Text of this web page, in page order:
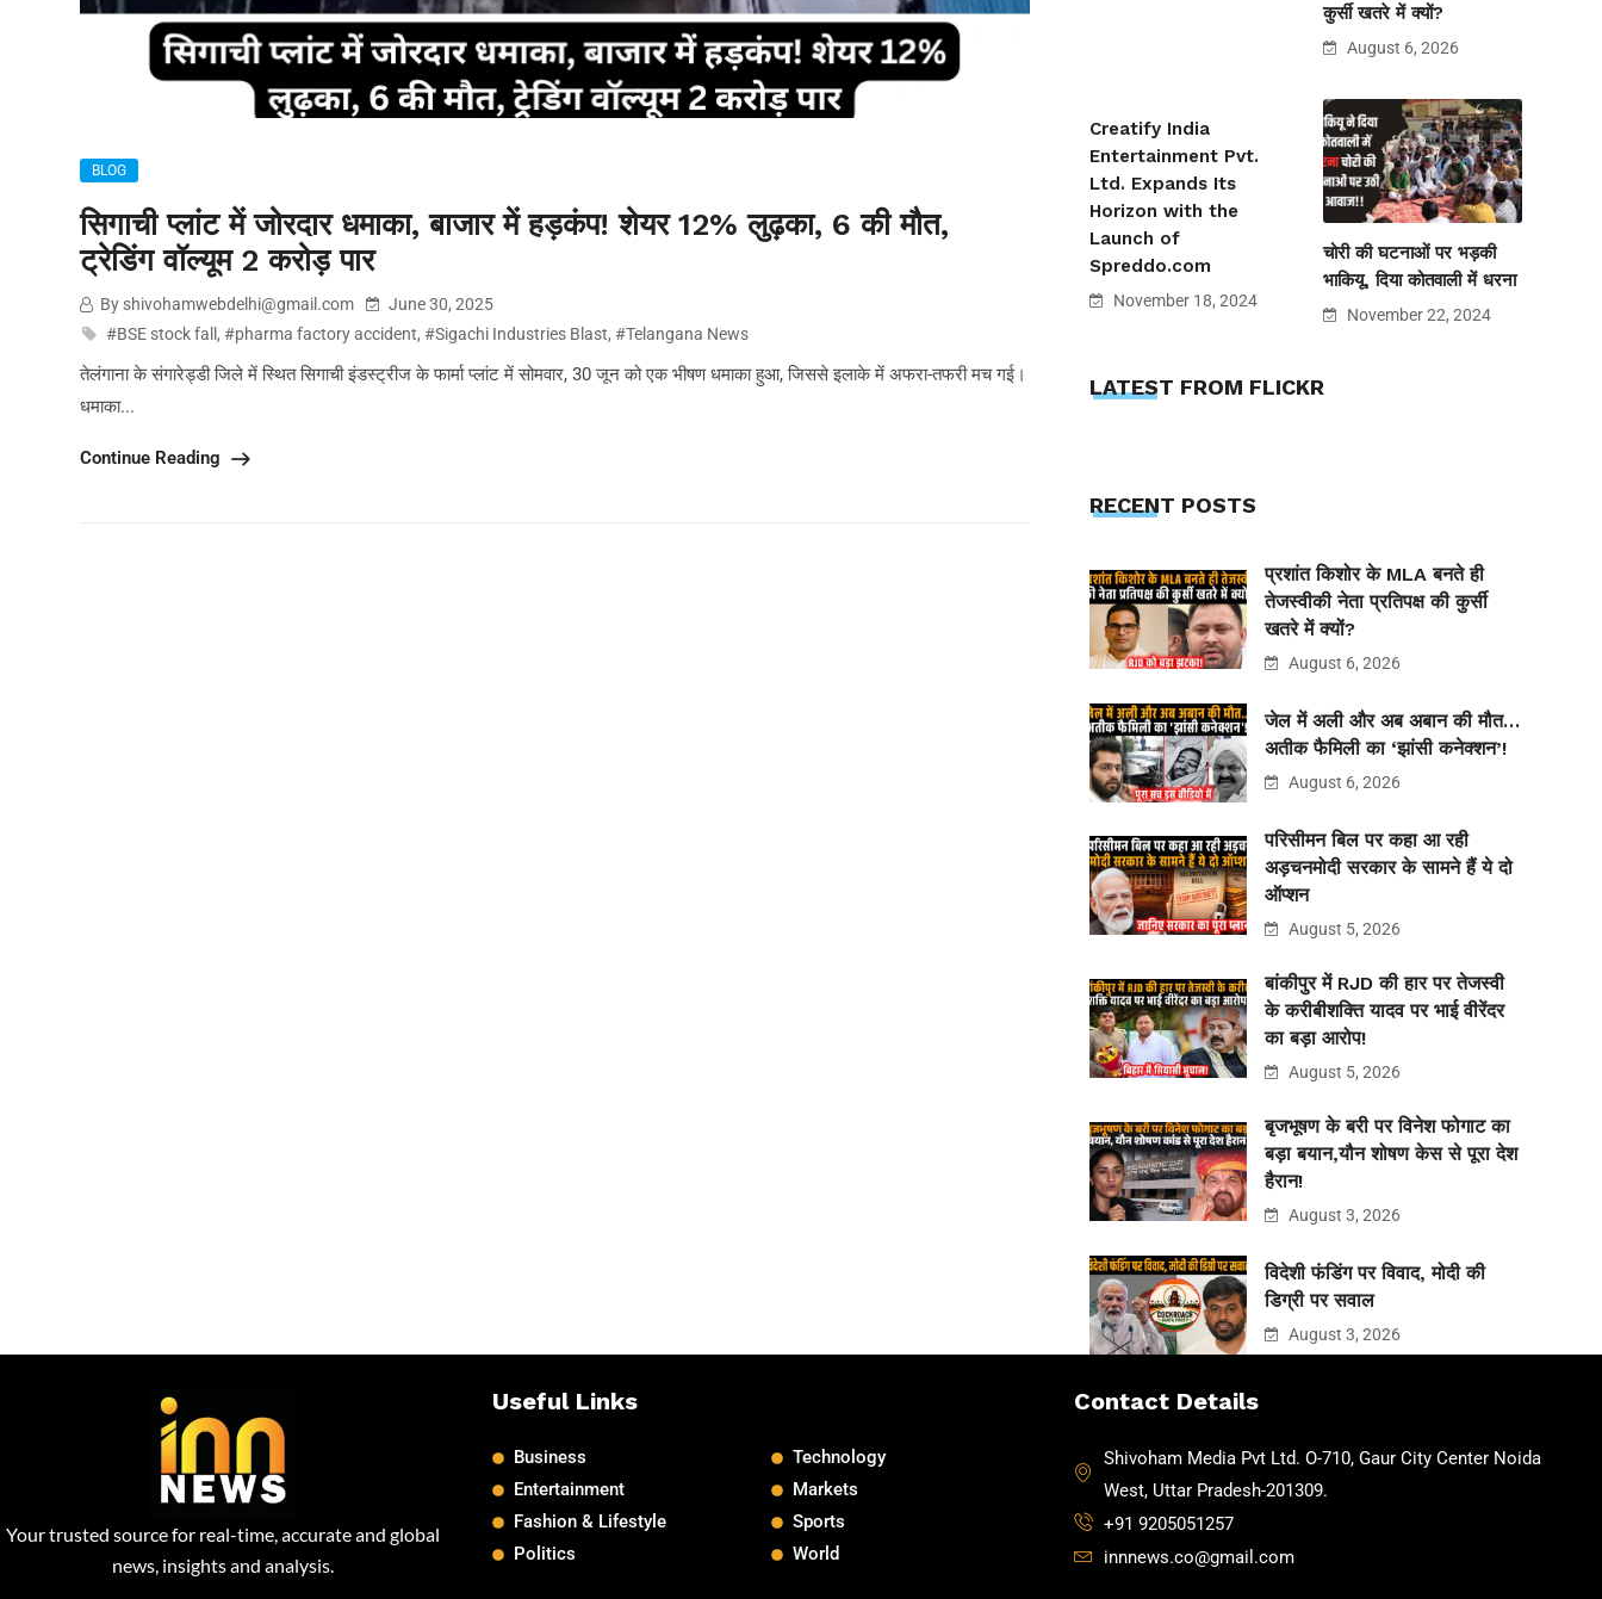
BLOG
सिगाची प्लांट में जोरदार धमाका, बाजार में हड़कंप! शेयर 12% लुढ़का, 6 की मौत,
ट्रेडिंग वॉल्यूम 2 करोड़ पार
By shivohamwebdelhi@gmail.com
June 30, 2025
#BSE stock fall , #pharma factory accident, #Sigachi Industries Blast, #Telangana News
तेलंगाना के संगारेड्डी जिले में स्थित सिगाची इंडस्ट्रीज के फार्मा प्लांट में सोमवार, 30 जून को एक भीषण धमाका हुआ, जिससे इलाके में अफरा-तफरी मच गई।
धमाका...
Continue Reading
कुर्सी खतरे में क्यों?
August 6, 2026
Creatify India
Entertainment Pvt.
Ltd. Expands Its
Horizon with the
Launch of
Spreddo.com
November 18, 2024
चोरी की घटनाओं पर भड़की
भाकियू, दिया कोतवाली में धरना
November 22, 2024
LATEST FROM FLICKR
RECENT POSTS
प्रशांत किशोर के MLA बनते ही
तेजस्वीकी नेता प्रतिपक्ष की कुर्सी
खतरे में क्यों?
August 6, 2026
जेल में अली और अब अबान की मौत…
अतीक फैमिली का ‘झांसी कनेक्शन’!
August 6, 2026
परिसीमन बिल पर कहा आ रही
अड़चनमोदी सरकार के सामने हैं ये दो
ऑप्शन
August 5, 2026
बांकीपुर में RJD की हार पर तेजस्वी
के करीबीशक्ति यादव पर भाई वीरेंदर
का बड़ा आरोप!
August 5, 2026
बृजभूषण के बरी पर विनेश फोगाट का
बड़ा बयान,यौन शोषण केस से पूरा देश
हैरान!
August 3, 2026
विदेशी फंडिंग पर विवाद, मोदी की
डिग्री पर सवाल
August 3, 2026
Your trusted source for real-time, accurate and global
news, insights and analysis.
Useful Links
Business
Entertainment
Fashion & Lifestyle
Politics
Technology
Markets
Sports
World
Contact Details
Shivoham Media Pvt Ltd. O-710, Gaur City Center Noida
West, Uttar Pradesh-201309.
+91 9205051257
innnews.co@gmail.com